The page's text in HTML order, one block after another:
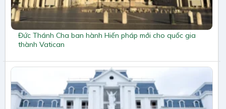
Đức Thánh Cha ban hành Hiến pháp mới cho quốc gia
thành Vatican